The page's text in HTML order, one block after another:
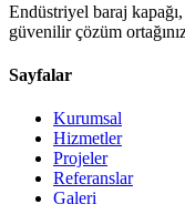
Endüstriyel baraj
güvenilir çözüm
Sayfalar
Kurumsal
Hizmetler
Projeler
Referanslar
Galeri